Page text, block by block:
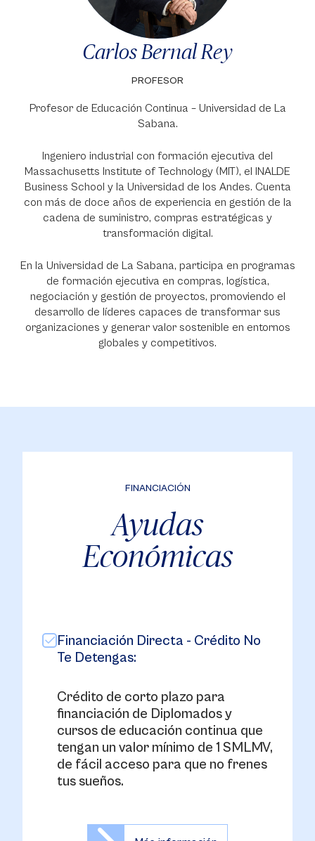
Carlos Bernal Rey
PROFESOR
Profesor de Educación Continua – Universidad de La
Sabana.
Ingeniero industrial con formación ejecutiva del
Massachusetts Institute of Technology (MIT), el INALDE
Business School y la Universidad de los Andes. Cuenta
con más de doce años de experiencia en gestión de la
cadena de suministro, compras estratégicas y
transformación digital.
En la Universidad de La Sabana, participa en programas
de formación ejecutiva en compras, logística,
negociación y gestión de proyectos, promoviendo el
desarrollo de líderes capaces de transformar sus
organizaciones y generar valor sostenible en entornos
globales y competitivos.
FINANCIACIÓN
Ayudas
Económicas
Financiación Directa - Crédito No
Te Detengas:
Crédito de corto plazo para
financiación de Diplomados y
cursos de educación continua que
tengan un valor mínimo de 1 SMLMV,
de fácil acceso para que no frenes
tus sueños.